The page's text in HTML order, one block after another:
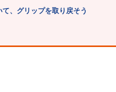
、グリップを取り戻そう